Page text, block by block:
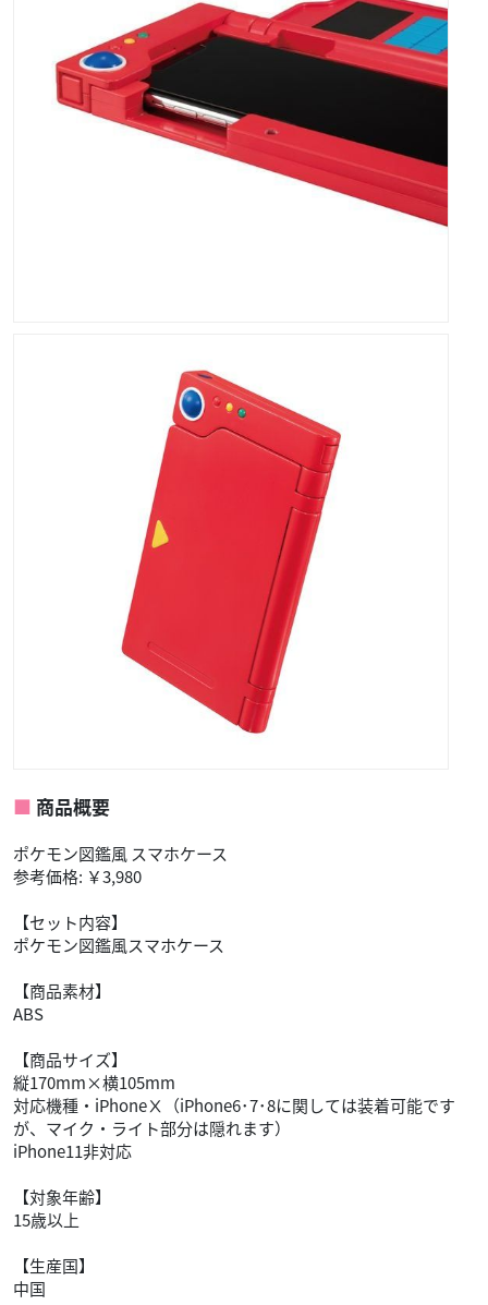
商品概要
ポケモン図鑑風 スマホケース
参考価格: ￥3,980
【セット内容】
ポケモン図鑑風スマホケース
【商品素材】
ABS
【商品サイズ】
縦170mm×横105mm
対応機種・iPhoneⅩ（iPhone6･7･8に関しては装着可能です
が、マイク・ライト部分は隠れます）
iPhone11非対応
【対象年齢】
15歳以上
【生産国】
中国